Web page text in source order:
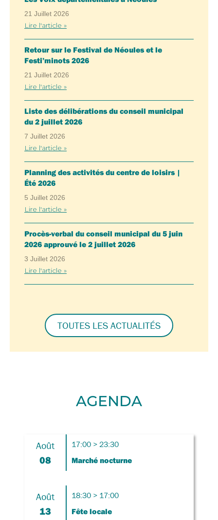
21 Juillet 2026
Lire l'article »
Retour sur le Festival de Néoules et le
Festi’minots 2026
21 Juillet 2026
Lire l'article »
Liste des délibérations du conseil municipal
du 2 juillet 2026
7 Juillet 2026
Lire l'article »
Planning des activités du centre de loisirs |
Été 2026
5 Juillet 2026
Lire l'article »
Procès-verbal du conseil municipal du 5 juin
2026 approuvé le 2 juillet 2026
3 Juillet 2026
Lire l'article »
TOUTES LES ACTUALITÉS
AGENDA
Août
08
17:00 > 23:30
Marché nocturne
Août
13
18:30 > 17:00
Fête locale